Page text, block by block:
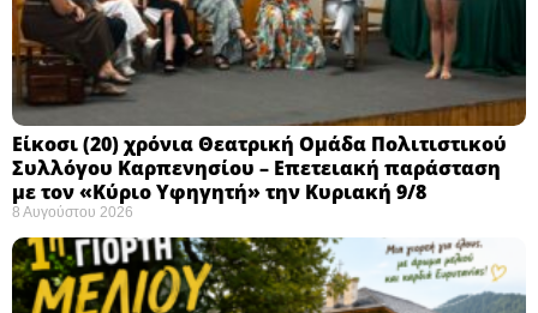
Eίκοσι (20) χρόνια Θεατρική Ομάδα Πολιτιστικού
Συλλόγου Καρπενησίου – Επετειακή παράσταση
με τον «Κύριο Υφηγητή» την Κυριακή 9/8
8 Αυγούστου 2026